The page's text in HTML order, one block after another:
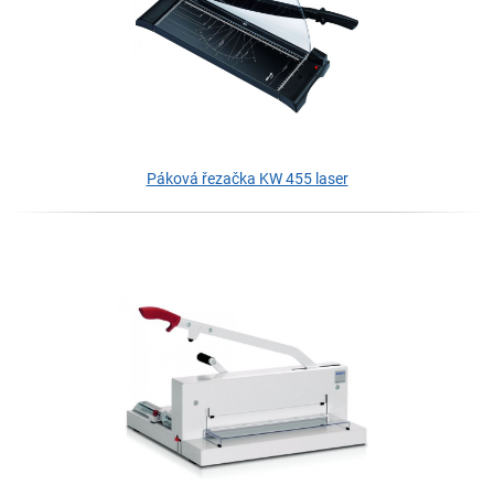
Páková řezačka KW 455 laser